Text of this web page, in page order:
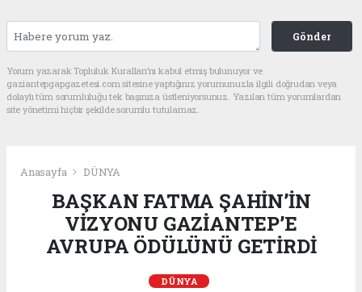
Gönder
Yorum yazarak Topluluk Kuralları’nı kabul etmiş bulunuyor ve
gaziantepgapgazetesi.com sitesine yaptığınız yorumunuzla ilgili doğrudan veya
dolaylı tüm sorumluluğu tek başınıza üstleniyorsunuz. Yazılan tüm yorumlardan
site yönetimi hiçbir şekilde sorumlu tutulamaz.
Anasayfa DÜNYA
BAŞKAN FATMA ŞAHİN’İN
VİZYONU GAZİANTEP’E
AVRUPA ÖDÜLÜNÜ GETİRDİ
DÜNYA